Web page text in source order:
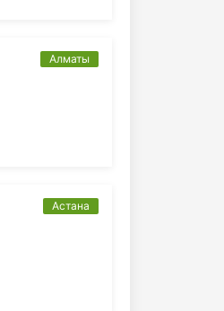
Алматы
Астана